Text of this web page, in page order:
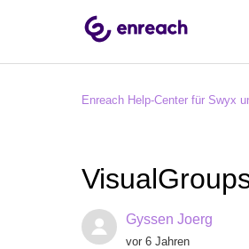
Enreach Help-Center für Swyx
Gyssen Joerg
vor 6 Jahren